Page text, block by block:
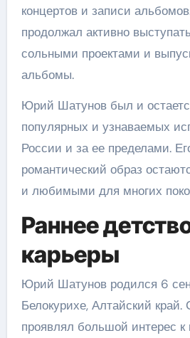
концертов и записи
продолжал активно
сольными проектами и
альбомы.
Юрий Шатунов был и
популярных и узнаваемых
России и за ее пределами.
романтический образ
и любимыми для многих
Раннее
карьеры
Юрий Шатунов родился 6
Белокурихе, Алтайский край.
проявлял большой интерес